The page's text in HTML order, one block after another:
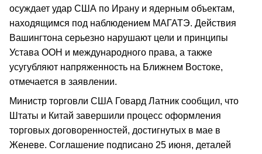
осуждает удар США по Ирану и ядерным объектам,
находящимся под наблюдением МАГАТЭ. Действия
Вашингтона серьезно нарушают цели и принципы
Устава ООН и международного права, а также
усугубляют напряженность на Ближнем Востоке,
отмечается в заявлении.
Министр торговли США Говард Латник сообщил, что
Штаты и Китай завершили процесс оформления
торговых договоренностей, достигнутых в мае в
Женеве. Соглашение подписано 25 июня, деталей